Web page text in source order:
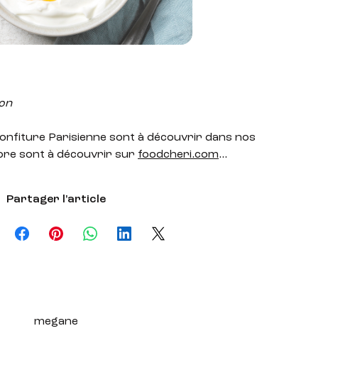
Parisienne sont à découvrir dans nos
sont à découvrir sur foodcheri.com…
Partager l'article
megane